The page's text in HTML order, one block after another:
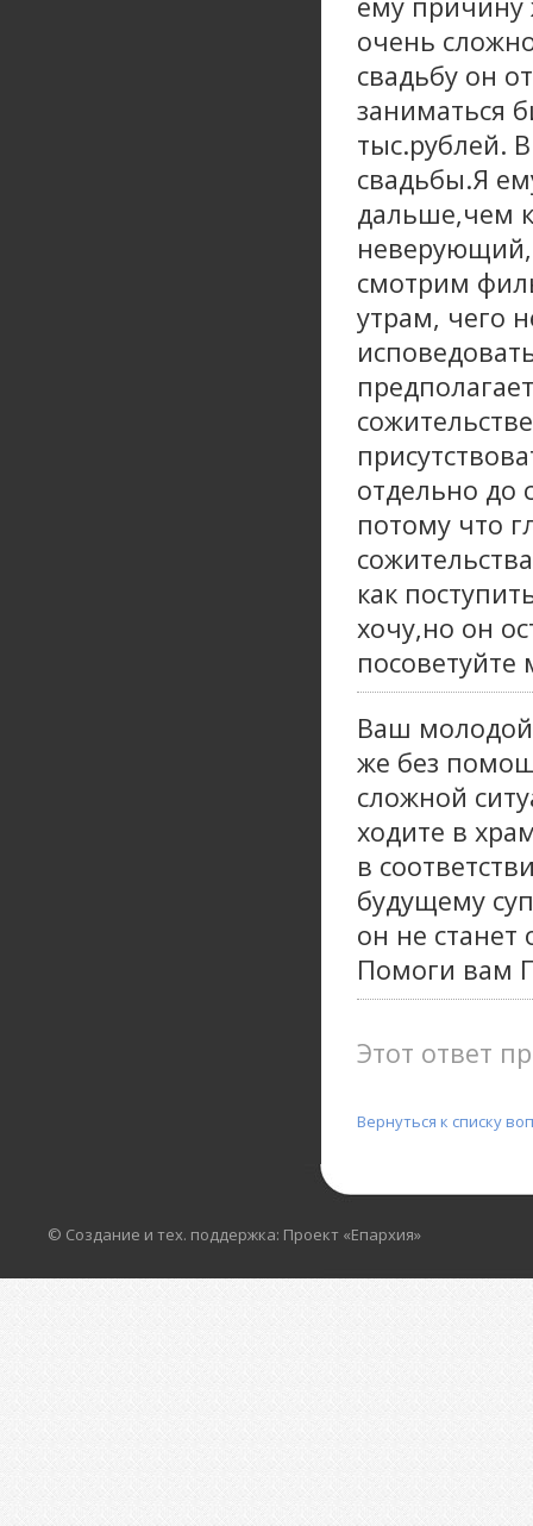
очень
свадьбу он
заниматься
тыс.рублей.
свадьбы.Я
дальше,чем
смотрим
утрам, чего
отдельно до
потому что
как
хочу,но он
посоветуйте
Ваш молодой
же без
сложной
ходите в
в
будущему
он не
Помоги вам
Этот ответ
Вернуться к списку
© Создание и тех. поддержка: Проект «Епархия»